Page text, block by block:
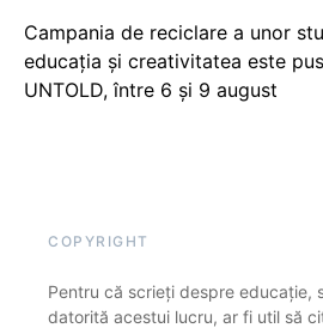
Campania de reciclare a unor
educația și creativitatea este
UNTOLD, între 6 și 9 august
COPYRIGHT
Pentru că scrieți despre educație,
datorită acestui lucru, ar fi util să